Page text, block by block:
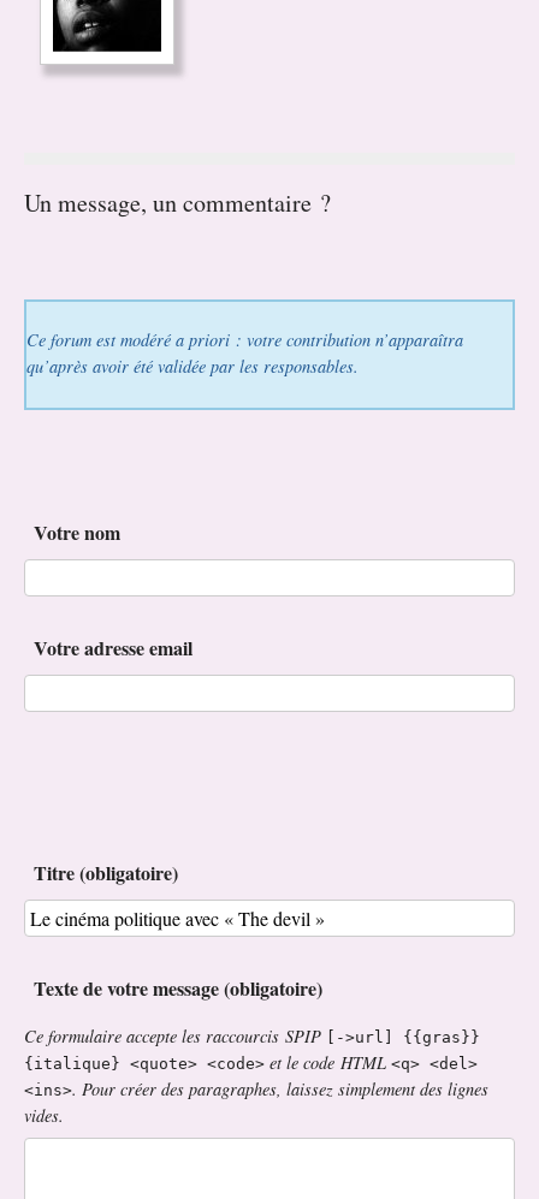
Un message, un commentaire ?
Ce forum est modéré a priori : votre contribution n’apparaîtra
qu’après avoir été validée par les responsables.
Votre nom
Votre adresse email
Titre (obligatoire)
Texte de votre message (obligatoire)
Ce formulaire accepte les raccourcis SPIP [->url] {{gras}}
{italique} <quote> <code> et le code HTML <q> <del>
<ins>. Pour créer des paragraphes, laissez simplement des lignes
vides.